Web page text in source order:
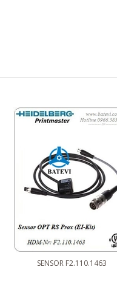
SENSOR F2.110.1463